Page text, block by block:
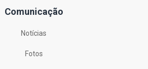
Comunicação
Notícias
Fotos